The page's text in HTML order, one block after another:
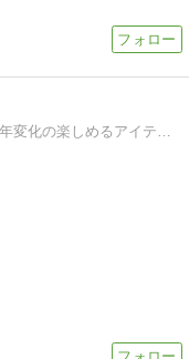
シルバーとレザーのセレクトショップ経年変化の楽しめるアイテムと、アメリカ買付けの小物を取り扱っています。